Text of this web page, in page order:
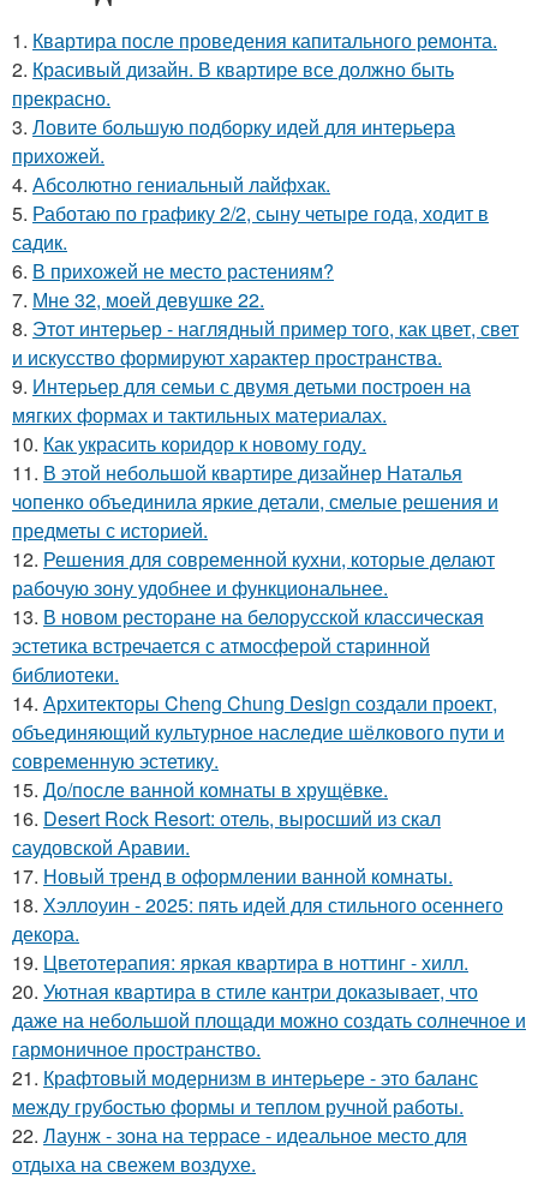
1. Квартира после проведения капитального ремонта.
2. Красивый дизайн. В квартире все должно быть
прекрасно.
3. Ловите большую подборку идей для интерьера
прихожей.
4. Абсолютно гениальный лайфхак.
5. Работаю по графику 2/2, сыну четыре года, ходит в
садик.
6. В прихожей не место растениям?
7. Мне 32, моей девушке 22.
8. Этот интерьер - наглядный пример того, как цвет, свет
и искусство формируют характер пространства.
9. Интерьер для семьи с двумя детьми построен на
мягких формах и тактильных материалах.
10. Как украсить коридор к новому году.
11. В этой небольшой квартире дизайнер Наталья
чопенко объединила яркие детали, смелые решения и
предметы с историей.
12. Решения для современной кухни, которые делают
рабочую зону удобнее и функциональнее.
13. В новом ресторане на белорусской классическая
эстетика встречается с атмосферой старинной
библиотеки.
14. Архитекторы Cheng Chung Design создали проект,
объединяющий культурное наследие шёлкового пути и
современную эстетику.
15. До/после ванной комнаты в хрущёвке.
16. Desert Rock Resort: отель, выросший из скал
саудовской Аравии.
17. Новый тренд в оформлении ванной комнаты.
18. Хэллоуин - 2025: пять идей для стильного осеннего
декора.
19. Цветотерапия: яркая квартира в ноттинг - хилл.
20. Уютная квартира в стиле кантри доказывает, что
даже на небольшой площади можно создать солнечное и
гармоничное пространство.
21. Крафтовый модернизм в интерьере - это баланс
между грубостью формы и теплом ручной работы.
22. Лаунж - зона на террасе - идеальное место для
отдыха на свежем воздухе.